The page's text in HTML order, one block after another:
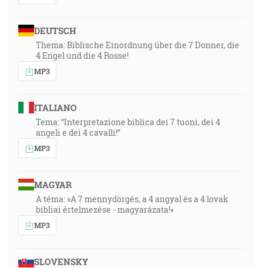
DEUTSCH
Thema: Biblische Einordnung über die 7 Donner, die
4 Engel und die 4 Rosse!
MP3
ITALIANO
Tema: “Interpretazione biblica dei 7 tuoni, dei 4
angeli e dei 4 cavalli!”
MP3
MAGYAR
A téma: »A 7 mennydörgés, a 4 angyal és a 4 lovak
bibliai értelmezése - magyarázata!«
MP3
SLOVENSKY